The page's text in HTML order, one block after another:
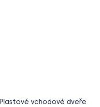
Plastové vchodové dveře